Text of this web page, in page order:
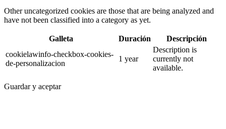
Other uncategorized cookies are those that are being analyzed and
have not been classified into a category as yet.
Galleta Duración
Descripción
cookielawinfo-checkbox-cookies-
de-personalizacion
1 year
Description is
currently not
available.
Guardar y aceptar